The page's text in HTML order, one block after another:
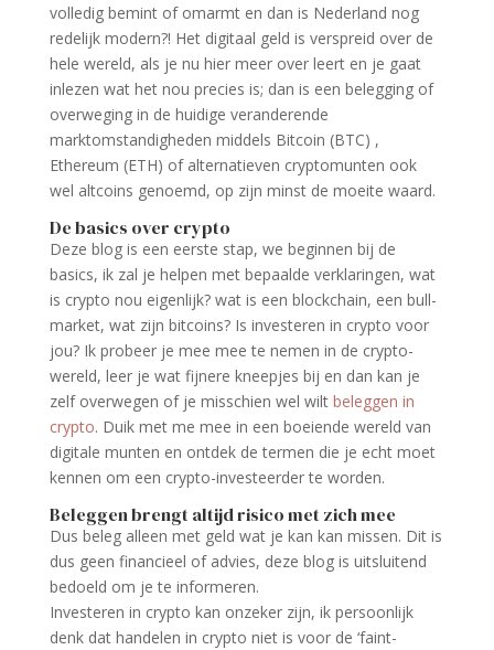
volledig bemint of omarmt en dan is Nederland nog
redelijk modern?! Het digitaal geld is verspreid over de
hele wereld, als je nu hier meer over leert en je gaat
inlezen wat het nou precies is; dan is een belegging of
overweging in de huidige veranderende
marktomstandigheden middels Bitcoin (BTC) ,
Ethereum (ETH) of alternatieven cryptomunten ook
wel altcoins genoemd, op zijn minst de moeite waard.
De basics over crypto
Deze blog is een eerste stap, we beginnen bij de
basics, ik zal je helpen met bepaalde verklaringen, wat
is crypto nou eigenlijk? wat is een blockchain, een bull-
market, wat zijn bitcoins? Is investeren in crypto voor
jou? Ik probeer je mee mee te nemen in de crypto-
wereld, leer je wat fijnere kneepjes bij en dan kan je
zelf overwegen of je misschien wel wilt beleggen in
crypto. Duik met me mee in een boeiende wereld van
digitale munten en ontdek de termen die je echt moet
kennen om een crypto-investeerder te worden.
Beleggen brengt altijd risico met zich mee
Dus beleg alleen met geld wat je kan kan missen. Dit is
dus geen financieel of advies, deze blog is uitsluitend
bedoeld om je te informeren.
Investeren in crypto kan onzeker zijn, ik persoonlijk
denk dat handelen in crypto niet is voor de ‘faint-